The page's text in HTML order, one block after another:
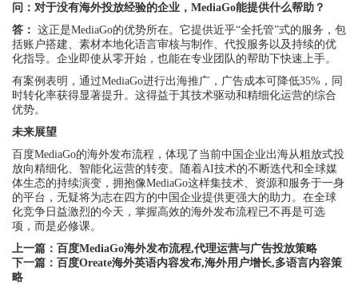
问：对于没有海外投放经验的企业，MediaGo能提供什么帮助？
答： 这正是MediaGo的优势所在。它提供近乎“全托管”式的服务，包
括账户搭建、素材本地化语言审核与制作、代投服务以及持续的优
化指导。企业即使从零开始，也能在专业团队的帮助下快速上手。
有案例表明，通过MediaGo进行出海推广，广告成本可降低35%，同
时转化率获得显著提升。这得益于其技术驱动和精细化运营的综合
优势。
未来展望
百度MediaGo的海外发布流程，体现了当前中国企业出海从粗放式投
放向精细化、智能化运营的转变。随着AI技术的不断迭代和全球媒
体生态的持续演变，拥抱像MediaGo这样集技术、资源和服务于一身
的平台，无疑将为志在四方的中国企业提供更强大的助力。在全球
化竞争日益激烈的今天，掌握高效的海外发布流程已不再是可选
项，而是必修课。
上一篇： 百度MediaGo海外发布流程,代理运营与广告投放策略
下一篇： 百度Oreate海外英语内容发布,海外用户增长,多语言内容策
略